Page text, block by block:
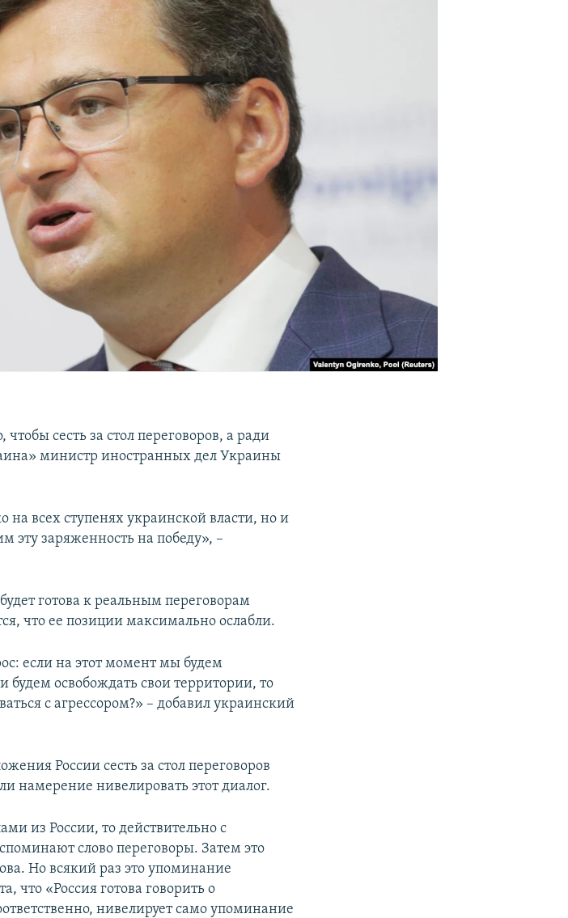
сесть за стол переговоров, а ради
министр иностранных дел Украины
на всех ступенях украинской власти, но и
эту заряженность на победу», –
готова к реальным переговорам
что ее позиции максимально ослабли.
если на этот момент мы будем
будем освобождать свои территории, то
с агрессором?» – добавил украинский
России сесть за стол переговоров
намерение нивелировать этот диалог.
из России, то действительно с
слово переговоры. Затем это
Но всякий раз это упоминание
что «Россия готова говорить о
нивелирует само упоминание